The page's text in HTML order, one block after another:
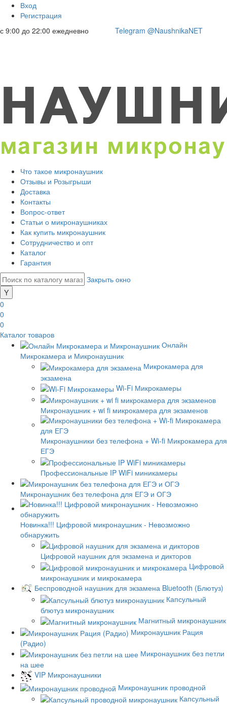
Вход
Регистрация
с 9:00 до 22:00 ежедневно
Telegram @NaushnikaNET
Что такое микронаушник
Отзывы и Розыгрыши
Доставка
Контакты
Вопрос-ответ
Статьи о микронаушниках
Как купить микронаушник
Сотрудничество и опт
Каталог
Гарантия
Закрыть окно
0
0
0
Каталог товаров
Онлайн
Микрокамера и Микронаушник
Микрокамера для
экзамена
Wi-Fi Микрокамеры
Микронаушник + wi fi микрокамера для экзаменов
Микронаушники без телефона + Wi-fi Микрокамера для
ЕГЭ
Профессиональные IP WiFi миникамеры
Микронаушник без телефона для ЕГЭ и ОГЭ
Новинка!!! Цифровой микронаушник - Невозможно
обнаружить
Цифровой наушник для экзамена и дикторов
Цифровой
микронаушник и микрокамера
Беспроводной наушник для экзамена Bluetooth (Блютуз)
Капсульный
блютуз микронаушник
Магнитный микронаушник
Микронаушник Рация
(Радио)
Микронаушник без петли
на шее
VIP Микронаушники
Микронаушник проводной
Капсульный